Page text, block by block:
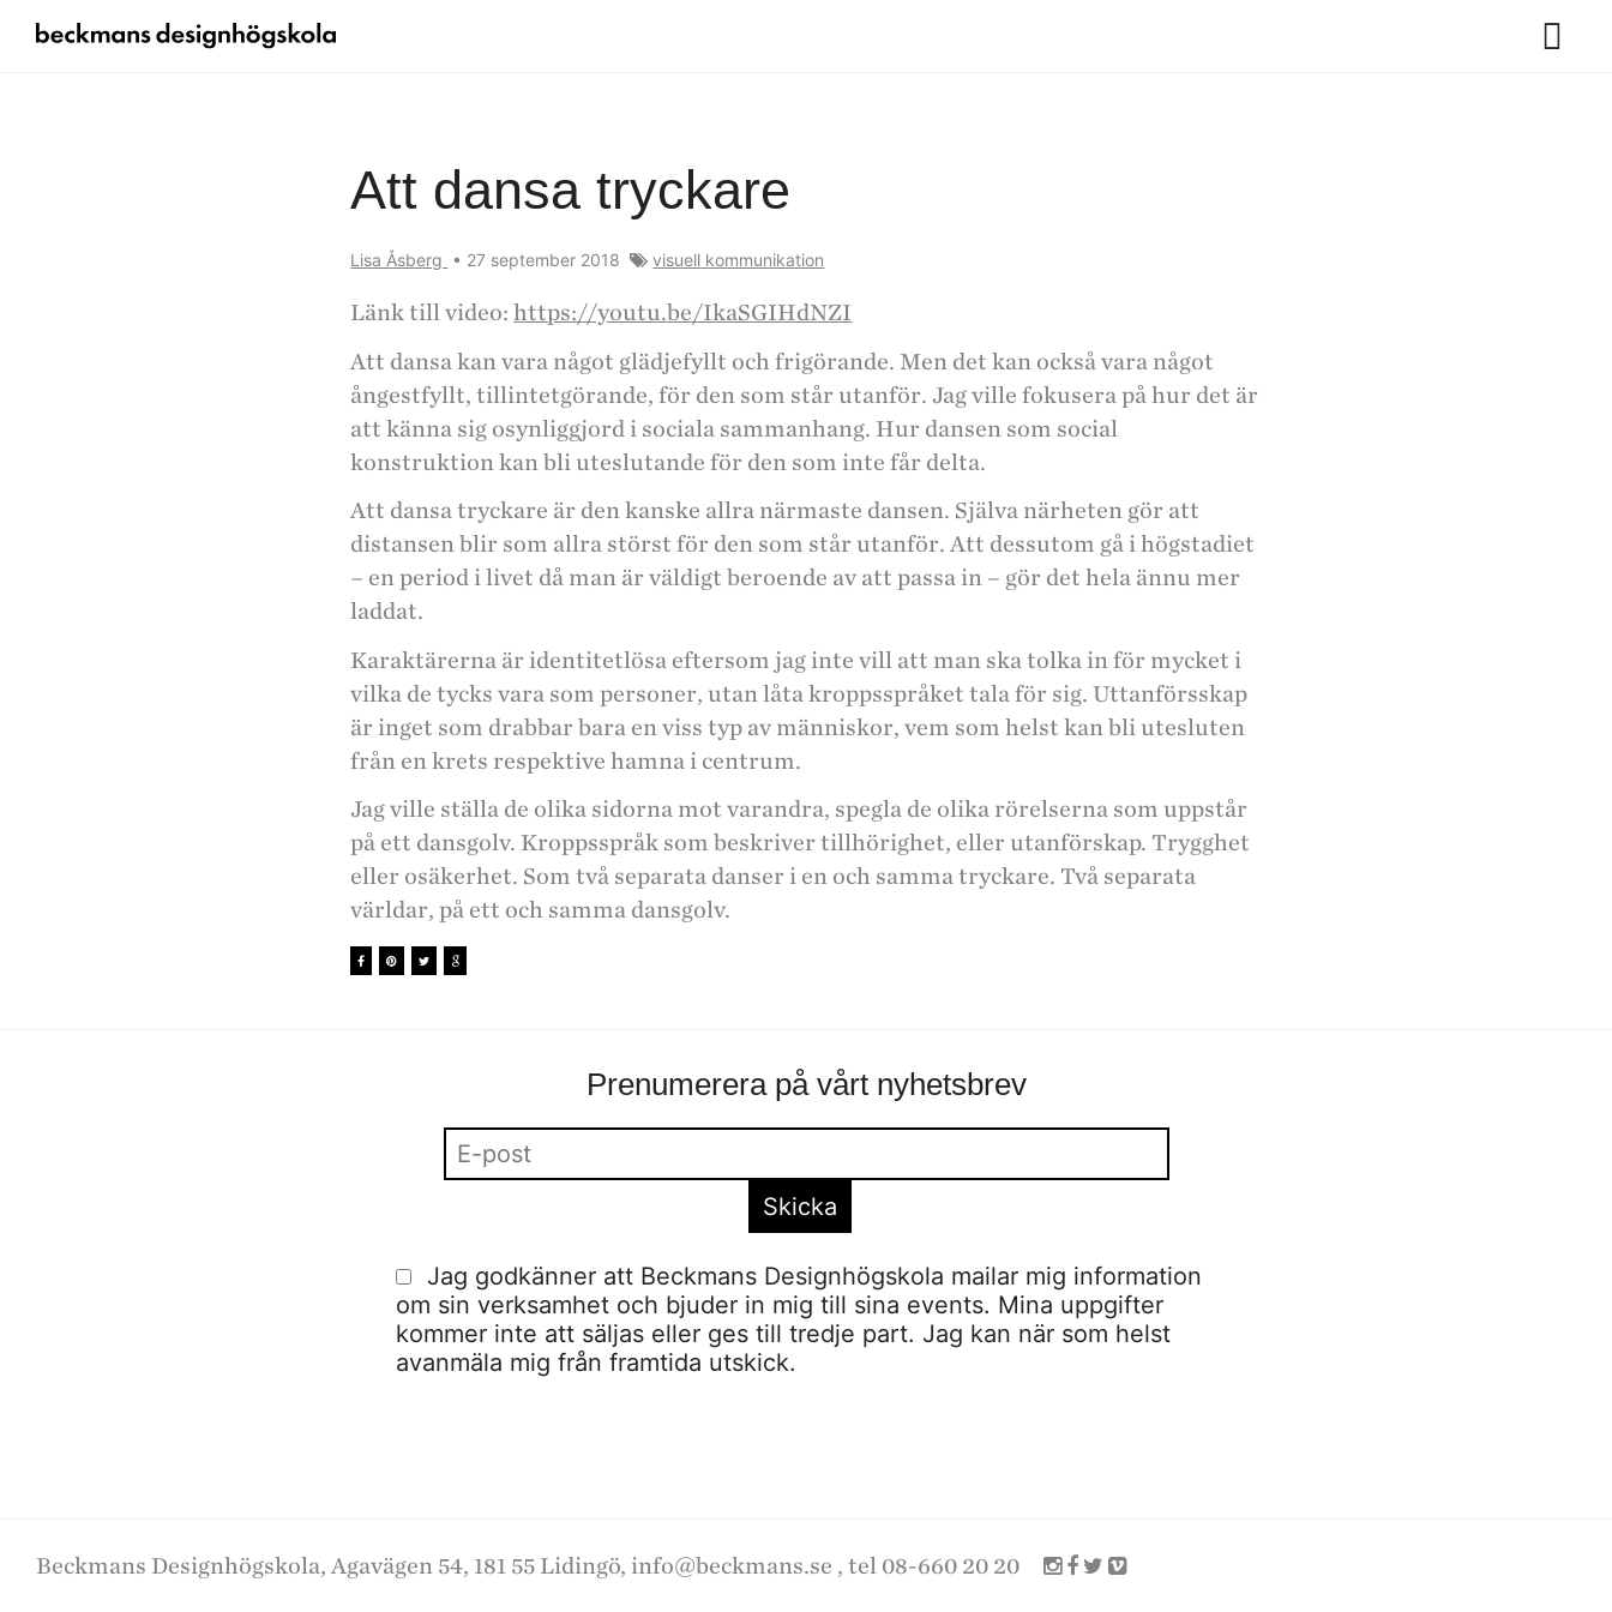
Att dansa tryckare
Lisa Åsberg • 27 september 2018 visuell kommunikation
Länk till video:https://youtu.be/IkaSGIHdNZI
Att dansa kan vara något glädjefyllt och frigörande. Men det kan också vara något
ångestfyllt, tillintetgörande, för den som står utanför. Jag ville fokusera på hur det är
att känna sig osynliggjord i sociala sammanhang. Hur dansen som social
konstruktion kan bli uteslutande för den som inte får delta.
Att dansa tryckare är den kanske allra närmaste dansen. Själva närheten gör att
distansen blir som allra störst för den som står utanför. Att dessutom gå i högstadiet
– en period i livet då man är väldigt beroende av att passa in – gör det hela ännu mer
laddat.
Karaktärerna är identitetlösa eftersom jag inte vill att man ska tolka in för mycket i
vilka de tycks vara som personer, utan låta kroppsspråket tala för sig. Uttanförsskap
är inget som drabbar bara en viss typ av människor, vem som helst kan bli utesluten
från en krets respektive hamna i centrum.
Jag ville ställa de olika sidorna mot varandra, spegla de olika rörelserna som uppstår
på ett dansgolv. Kroppsspråk som beskriver tillhörighet, eller utanförskap. Trygghet
eller osäkerhet. Som två separata danser i en och samma tryckare. Två separata
världar, på ett och samma dansgolv.
Prenumerera på vårt nyhetsbrev
Jag godkänner att Beckmans Designhögskola mailar mig information
om sin verksamhet och bjuder in mig till sina events. Mina uppgifter
kommer inte att säljas eller ges till tredje part. Jag kan när som helst
avanmäla mig från framtida utskick.
Beckmans Designhögskola, Agavägen 54, 181 55 Lidingö, info@beckmans.se , tel 08-660 20 20